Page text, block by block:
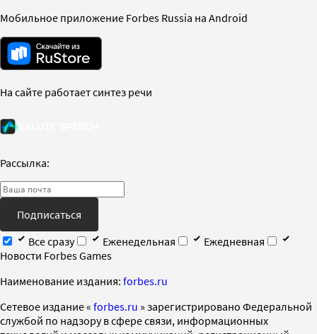
Мобильное приложение Forbes Russia на Android
На сайте работает синтез речи
Рассылка:
Подписаться
Все сразу
Еженедельная
Ежедневная
Новости Forbes Games
Наименование издания: forbes.ru
Cетевое издание « forbes.ru » зарегистрировано Федеральной
службой по надзору в сфере связи, информационных